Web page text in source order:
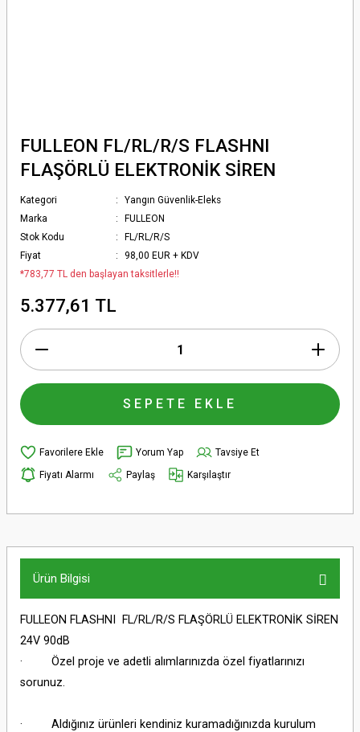
FULLEON FL/RL/R/S FLASHNI
FLAŞÖRLÜ ELEKTRONİK SİREN
Kategori
Yangın Güvenlik-Eleks
Marka
FULLEON
Stok Kodu
FL/RL/R/S
Fiyat
98,00 EUR + KDV
*783,77 TL den başlayan taksitlerle!!
5.377,61 TL
SEPETE EKLE
Yorum Yap
Tavsiye Et
Fiyatı Alarmı
Paylaş Karşılaştır
Ürün Bilgisi
FULLEON FLASHNI FL/RL/R/S FLAŞÖRLÜ ELEKTRONİK SİREN
24V 90dB
· Özel proje ve adetli alımlarınızda özel fiyatlarınızı
sorunuz.
· Aldığınız ürünleri kendiniz kuramadığınızda kurulum